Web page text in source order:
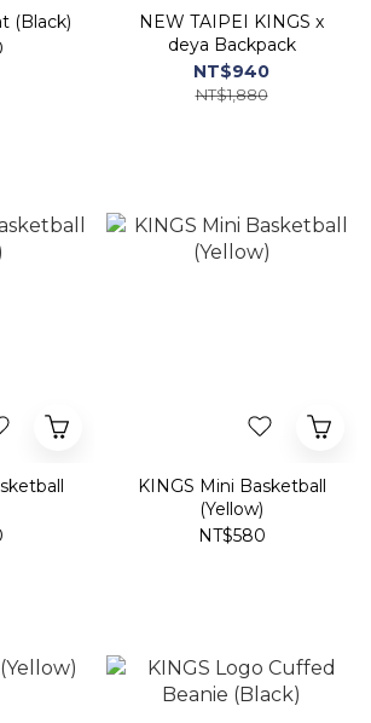
(Black)
NEW TAIPEI KINGS x
deya Backpack
NT$940
NT$1,880
KINGS Mini Basketball
(Yellow)
NT$580